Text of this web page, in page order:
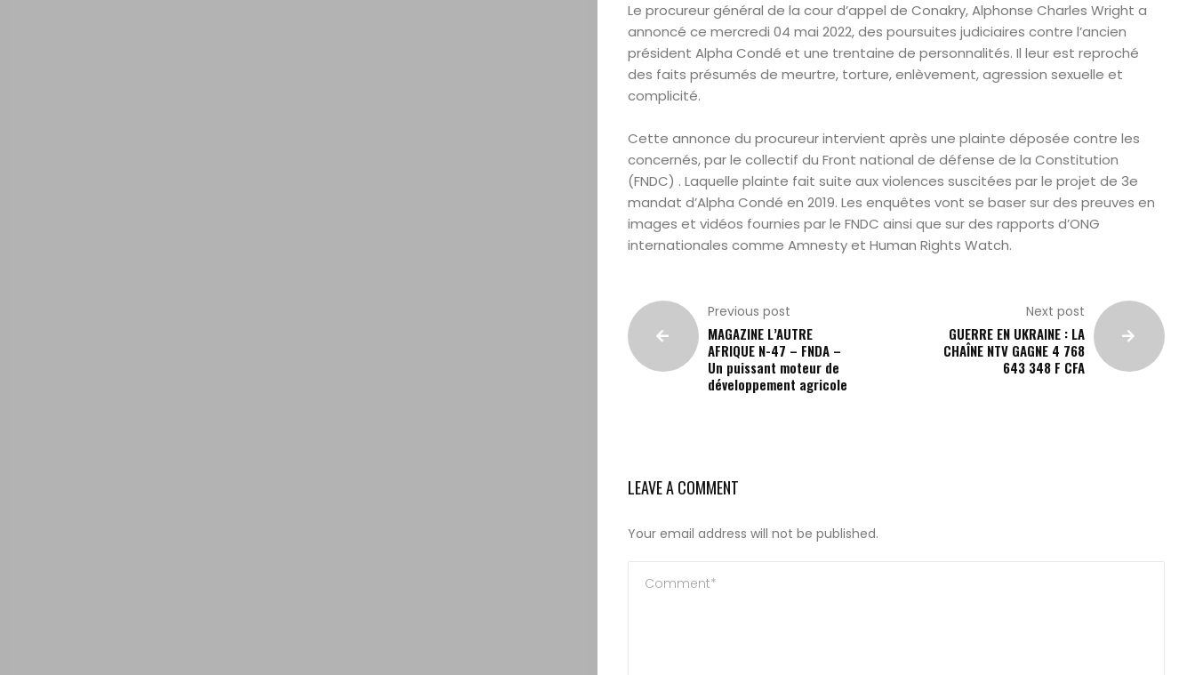
Accueil
Propos
Editorial
Actualités
Magazine
International
Contact
Le procureur général de la cour d’appel de Conakry, Alphonse Charles Wright a
annoncé ce mercredi 04 mai 2022, des poursuites judiciaires contre l’ancien
président Alpha Condé et une trentaine de personnalités. Il leur est reproché
des faits présumés de meurtre, torture, enlèvement, agression sexuelle et
complicité.
Cette annonce du procureur intervient après une plainte déposée contre les
concernés, par le collectif du Front national de défense de la Constitution
(FNDC) . Laquelle plainte fait suite aux violences suscitées par le projet de 3e
mandat d’Alpha Condé en 2019. Les enquêtes vont se baser sur des preuves en
images et vidéos fournies par le FNDC ainsi que sur des rapports d’ONG
internationales comme Amnesty et Human Rights Watch.
Previous post
MAGAZINE L’AUTRE
AFRIQUE N-47 – FNDA –
Un puissant moteur de
développement agricole
Next post
GUERRE EN UKRAINE : LA
CHAÎNE NTV GAGNE 4 768
643 348 F CFA
LEAVE A COMMENT
Your email address will not be published.